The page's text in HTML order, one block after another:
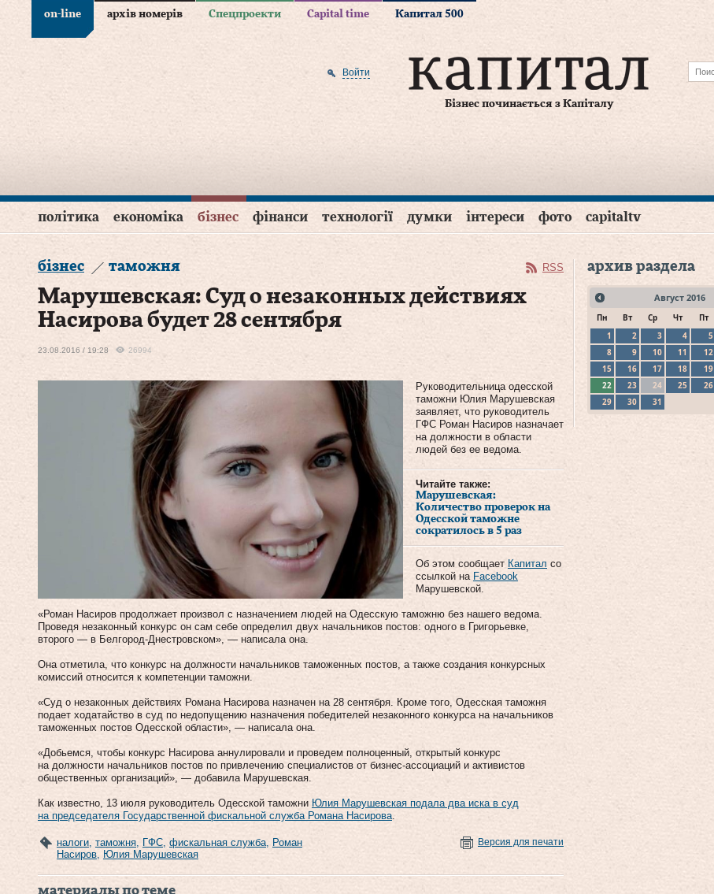
on-line архів номерів Спецпроекти Capital time Капитал 500
Бізнес починається з Капіталу
Войти
політика економіка бізнес фінанси технології думки інтереси фото capitaltv
бізнес таможня RSS
Марушевская: Суд о незаконных действиях
Насирова будет 28 сентября
23.08.2016 / 19:28 26994
Руководительница одесской
таможни Юлия Марушевская
заявляет, что руководитель
ГФС Роман Насиров назначает
на должности в области
людей без ее ведома.
Читайте также:
Марушевская:
Количество проверок на
Одесской таможне
сократилось в 5 раз
Об этом сообщает Капитал со
ссылкой на Facebook
Марушевской.
«Роман Насиров продолжает произвол с назначением людей на Одесскую таможню без нашего ведома.
Проведя незаконный конкурс он сам себе определил двух начальников постов: одного в Григорьевке,
второго — в Белгород-Днестровском», — написала она.
Она отметила, что конкурс на должности начальников таможенных постов, а также создания конкурсных
комиссий относится к компетенции таможни.
«Суд о незаконных действиях Романа Насирова назначен на 28 сентября. Кроме того, Одесская таможня
подает ходатайство в суд по недопущению назначения победителей незаконного конкурса на начальников
таможенных постов Одесской области», — написала она.
«Добьемся, чтобы конкурс Насирова аннулировали и проведем полноценный, открытый конкурс
на должности начальников постов по привлечению специалистов от бизнес-ассоциаций и активистов
общественных организаций», — добавила Марушевская.
Как известно, 13 июля руководитель Одесской таможни Юлия Марушевская подала два иска в суд
на председателя Государственной фискальной служба Романа Насирова.
налоги, таможня, ГФС, фискальная служба, Роман
Насиров, Юлия Марушевская
Версия для печати
материалы по теме
архив раздела
Август 2016
Пн Вт Ср Чт Пт
1
2 3 4 5
8
9 10 11 12
15
16 17 18 19
22
23 24 25 26
29
30 31